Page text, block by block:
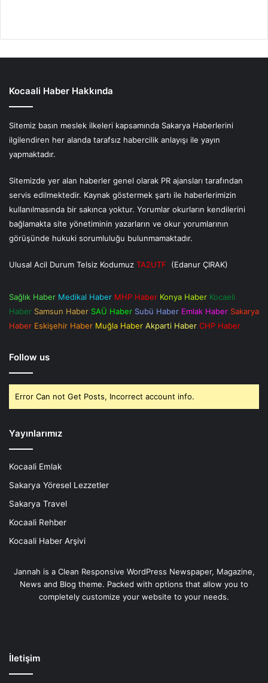
Kocaali Haber Hakkında
Sitemiz basın meslek ilkeleri kapsamında Sakarya Haberlerini
ilgilendiren her alanda tarafsız habercilik anlayışı ile yayın
yapmaktadır.
Sitemizde yer alan haberler genel olarak PR ajansları tarafından
servis edilmektedir. Kaynak göstermek şartı ile haberlerimizin
kullanılmasında bir sakınca yoktur. Yorumlar okurların kendilerini
bağlamakta site yönetiminin yazarların ve okur yorumlarının
görüşünde hukuki sorumluluğu bulunmamaktadır.
Ulusal Acil Durum Telsiz Kodumuz TA2UTF (Edanur ÇIRAK)
Sağlık Haber Medikal Haber MHP Haber Konya Haber Kocaeli
Haber Samsun Haber SAÜ Haber Subü Haber Emlak Haber Sakarya
Haber Eskişehir Haber Muğla Haber Akparti Haber CHP Haber
Follow us
Error Can not Get Posts, Incorrect account info.
Yayınlarımız
Kocaali Emlak
Sakarya Yöresel Lezzetler
Sakarya Travel
Kocaali Rehber
Kocaali Haber Arşivi
Jannah is a Clean Responsive WordPress Newspaper, Magazine,
News and Blog theme. Packed with options that allow you to
completely customize your website to your needs.
İletişim